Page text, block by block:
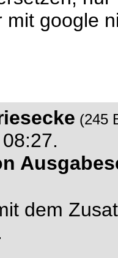
mit google
(245
dem